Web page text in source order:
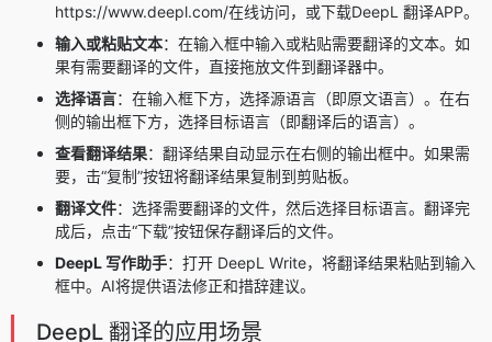
https://www.deepl.com/在线访问，或下载DeepL 翻译APP。
输入或粘贴文本：在输入框中输入或粘贴需要翻译的文本。如
果有需要翻译的文件，直接拖放文件到翻译器中。
选择语言：在输入框下方，选择源语言（即原文语言）。在右
侧的输出框下方，选择目标语言（即翻译后的语言）。
查看翻译结果：翻译结果自动显示在右侧的输出框中。如果需
要，击“复制”按钮将翻译结果复制到剪贴板。
翻译文件：选择需要翻译的文件，然后选择目标语言。翻译完
成后，点击“下载”按钮保存翻译后的文件。
DeepL 写作助手：打开 DeepL Write，将翻译结果粘贴到输入
框中。AI将提供语法修正和措辞建议。
DeepL 翻译的应用场景